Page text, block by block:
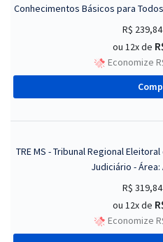
Conhecimentos Básicos para
R$ 239,84
ou 12x de
Economize
TRE MS - Tribunal Regional
Judiciário -
R$ 319,84
ou 12x de
Economize